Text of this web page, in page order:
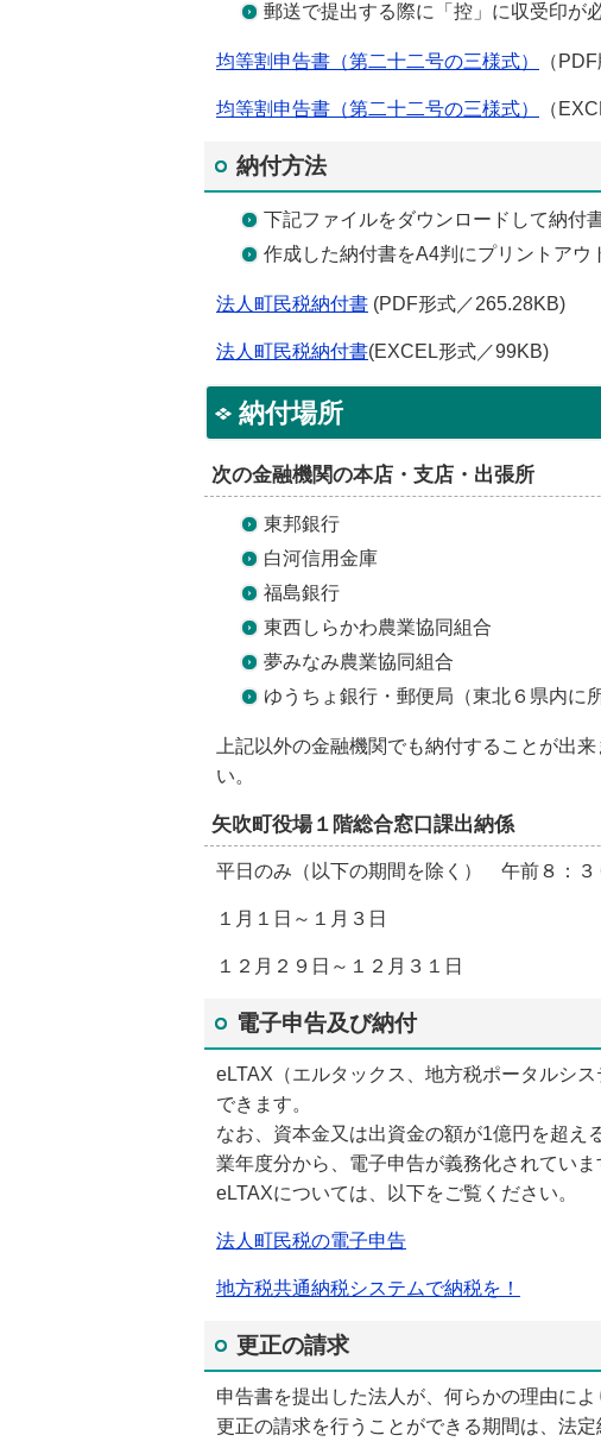
郵送で提出する際に「控」に収受印が
均等割申告書（第二十二号の三様式） （
均等割申告書（第二十二号の三様式） （
納付方法
下記ファイルをダウンロードして納付
作成した納付書をA4判にプリントアウ
法人町民税納付書 (PDF形式／265.28KB)
法人町民税納付書(EXCEL形式／99KB)
納付場所
次の金融機関の本店・支店・出張所
東邦銀行
白河信用金庫
福島銀行
東西しらかわ農業協同組合
夢みなみ農業協同組合
ゆうちょ銀行・郵便局（東北６県内に
上記以外の金融機関でも納付することが出
い。
矢吹町役場１階総合窓口課出納係
平日のみ（以下の期間を除く） 午前８：３
１月１日～１月３日
１２月２９日～１２月３１日
電子申告及び納付
eLTAX（エルタックス、地方税ポータルシ
できます。
なお、資本金又は出資金の額が1億円を超え
業年度分から、電子申告が義務化されていま
eLTAXについては、以下をご覧ください。
法人町民税の電子申告
地方税共通納税システムで納税を！
更正の請求
申告書を提出した法人が、何らかの理由に
更正の請求を行うことができる期間は、法